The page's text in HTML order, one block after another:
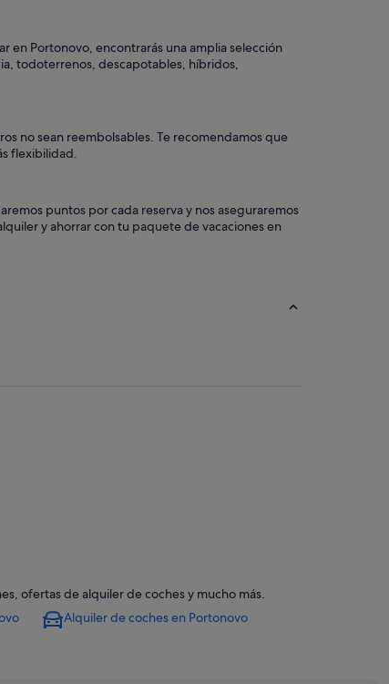
en Portonovo, encontrarás una amplia selección
todoterrenos, descapotables, híbridos,
no sean reembolsables. Te recomendamos que
flexibilidad.
puntos por cada reserva y nos aseguraremos
y ahorrar con tu paquete de vacaciones en
ofertas de alquiler de coches y mucho más.
Alquiler de coches en Portonovo